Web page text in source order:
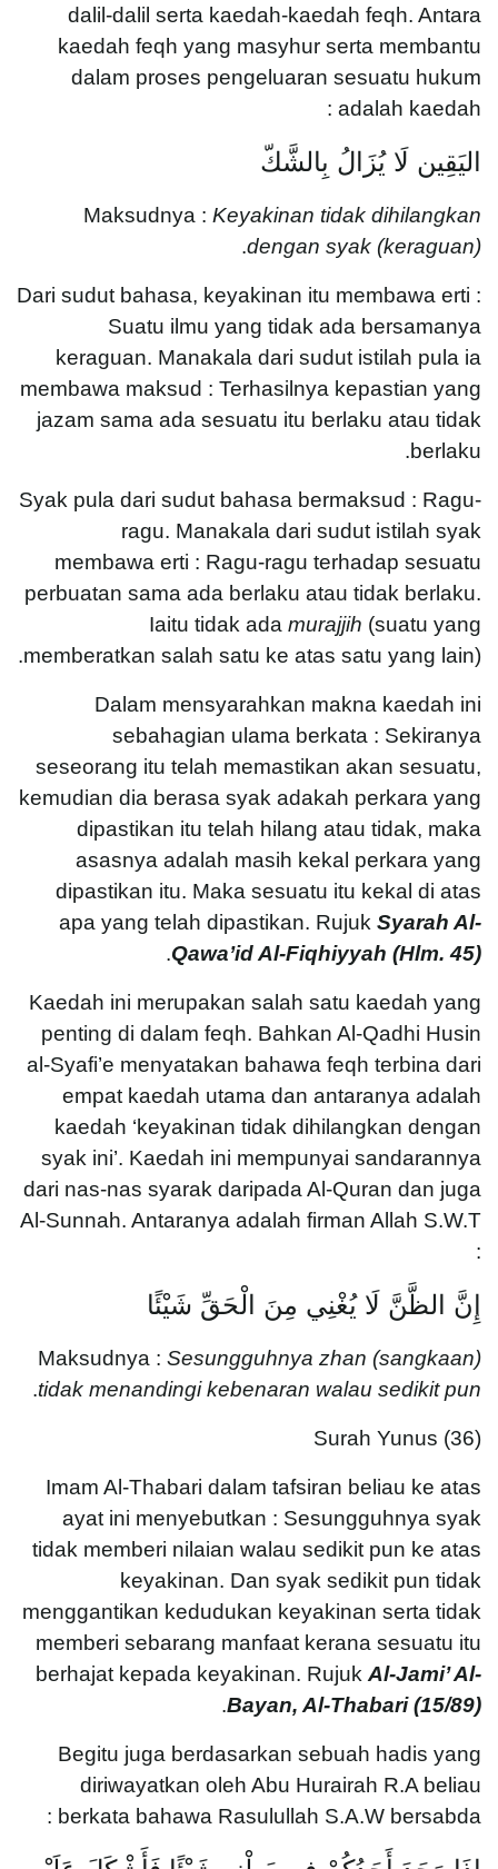
dalil-dalil serta kaedah-kaedah feqh. Antara
kaedah feqh yang masyhur serta membantu
dalam proses pengeluaran sesuatu hukum
adalah kaedah :
اليَقِين لَا يُزَالُ بِالشَّكّ
Maksudnya : Keyakinan tidak dihilangkan
dengan syak (keraguan)
.
Dari sudut bahasa, keyakinan itu membawa erti :
Suatu ilmu yang tidak ada bersamanya
keraguan. Manakala dari sudut istilah pula ia
membawa maksud : Terhasilnya kepastian yang
jazam sama ada sesuatu itu berlaku atau tidak
berlaku.
Syak pula dari sudut bahasa bermaksud : Ragu-
ragu. Manakala dari sudut istilah syak
membawa erti : Ragu-ragu terhadap sesuatu
perbuatan sama ada berlaku atau tidak berlaku.
Iaitu tidak ada murajjih (suatu yang
memberatkan salah satu ke atas satu yang lain).
Dalam mensyarahkan makna kaedah ini
sebahagian ulama berkata : Sekiranya
seseorang itu telah memastikan akan sesuatu,
kemudian dia berasa syak adakah perkara yang
dipastikan itu telah hilang atau tidak, maka
asasnya adalah masih kekal perkara yang
dipastikan itu. Maka sesuatu itu kekal di atas
apa yang telah dipastikan. Rujuk Syarah Al-
Qawa’id Al-Fiqhiyyah (Hlm. 45)
.
Kaedah ini merupakan salah satu kaedah yang
penting di dalam feqh. Bahkan Al-Qadhi Husin
al-Syafi’e menyatakan bahawa feqh terbina dari
empat kaedah utama dan antaranya adalah
kaedah ‘keyakinan tidak dihilangkan dengan
syak ini’. Kaedah ini mempunyai sandarannya
dari nas-nas syarak daripada Al-Quran dan juga
Al-Sunnah. Antaranya adalah firman Allah S.W.T
:
إِنَّ الظَّنَّ لَا يُغْنِي مِنَ الْحَقِّ شَيْئًا
Maksudnya : Sesungguhnya zhan (sangkaan)
tidak menandingi kebenaran walau sedikit pun
.
Surah Yunus (36)
Imam Al-Thabari dalam tafsiran beliau ke atas
ayat ini menyebutkan : Sesungguhnya syak
tidak memberi nilaian walau sedikit pun ke atas
keyakinan. Dan syak sedikit pun tidak
menggantikan kedudukan keyakinan serta tidak
memberi sebarang manfaat kerana sesuatu itu
berhajat kepada keyakinan. Rujuk Al-Jami’ Al-
Bayan, Al-Thabari (15/89)
.
Begitu juga berdasarkan sebuah hadis yang
diriwayatkan oleh Abu Hurairah R.A beliau
berkata bahawa Rasulullah S.A.W bersabda :